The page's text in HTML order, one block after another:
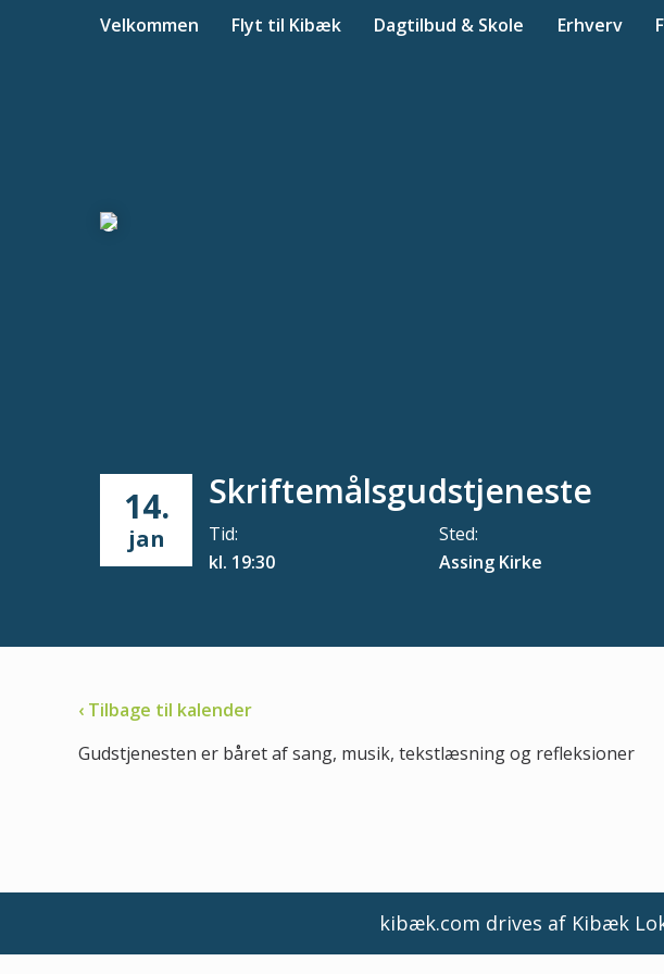
Velkommen Flyt til Kibæk Dagtilbud & Skole Erhverv
14.
jan
Skriftemålsgudstjeneste
Tid:
kl. 19:30
Sted:
Assing Kirke
‹ Tilbage til kalender
Gudstjenesten er båret af sang, musik, tekstlæsning og refleksioner
kibæk.com drives af Kibæk